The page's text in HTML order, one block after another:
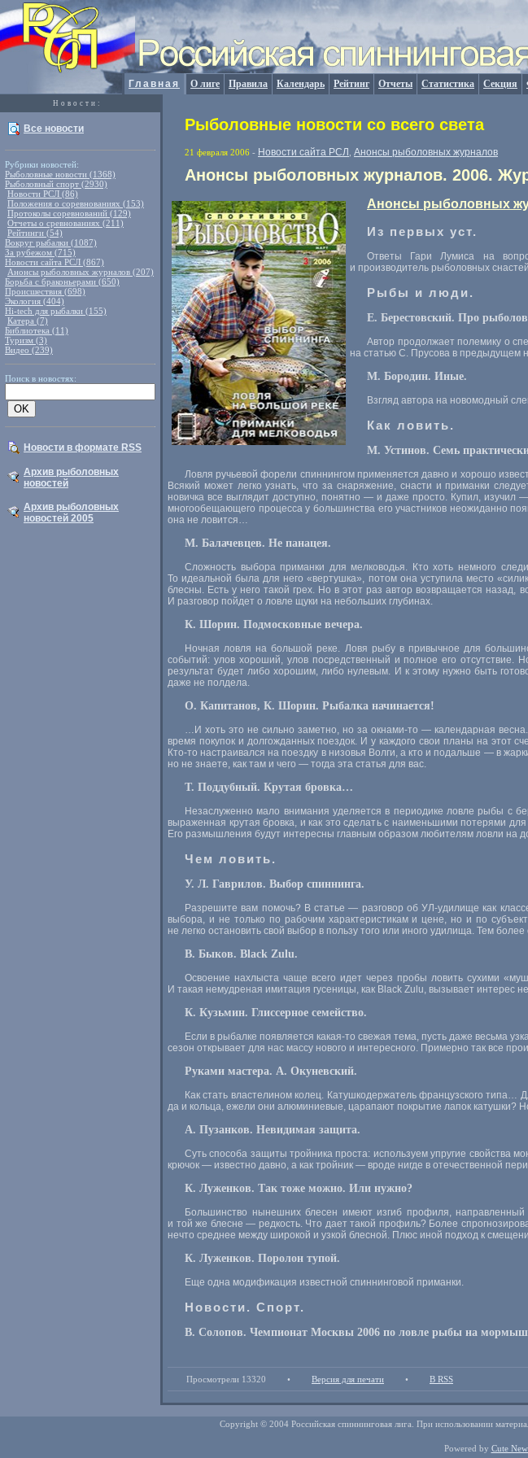
Главная О лиге Правила Календарь Рейтинг Отчеты Статистика Секция
Новости:
Все новости
Рубрики новостей:
Рыболовные новости (1368)
Рыболовный спорт (2930)
Новости РСЛ (86)
Положения о соревнованиях (153)
Протоколы соревнований (129)
Отчеты о сревнованиях (211)
Рейтинги (54)
Вокруг рыбалки (1087)
За рубежом (715)
Новости сайта РСЛ (867)
Анонсы рыболовных журналов (207)
Борьба с браконьерами (650)
Происшествия (698)
Экология (404)
Hi-tech для рыбалки (155)
Катера (7)
Библиотека (11)
Туризм (3)
Видео (239)
Поиск в новостях:
Новости в формате RSS
Архив рыболовных
новостей
Архив рыболовных
новостей 2005
Рыболовные новости со всего света
21 февраля 2006 - Новости сайта РСЛ Анонсы рыболовных журналов
Анонсы рыболовных журналов. 2006.
Анонсы рыболовных
Из первых уст.
Ответы Гари Лумиса на
и производитель рыболовных
Рыбы и люди.
Е. Берестовский. Про
Автор продолжает полемику о
на статью С. Прусова в предыдущем
М. Бородин. Иные.
Взгляд автора на новомодный
Как ловить.
М. Устинов. Семь
Ловля ручьевой форели спиннингом применяется давно и хорошо
Всякий может легко узнать, что за снаряжение, снасти и приманки
новичка все выглядит доступно, понятно — и даже просто. Купил,
многообещающего процесса у большинства его участников неожиданно
она не ловится…
М. Балачевцев. Не панацея.
Сложность выбора приманки для мелководья. Кто хоть немного
То идеальной была для него «вертушка», потом она уступила место
блесны. Есть у него такой грех. Но в этот раз автор возвращается
И разговор пойдет о ловле щуки на небольших глубинах.
К. Шорин. Подмосковные вечера.
Ночная ловля на большой реке. Ловя рыбу в привычное для
событий: улов хороший, улов посредственный и полное его отсутствие.
результат будет либо хорошим, либо нулевым. И к этому нужно быть
даже не полдела.
О. Капитанов, К. Шорин. Рыбалка начинается!
…И хоть это не сильно заметно, но за окнами-то — календарная
время покупок и долгожданных поездок. И у каждого свои планы на этот
Кто-то настраивался на поездку в низовья Волги, а кто и подальше — в
но не знаете, как там и чего — тогда эта статья для вас.
Т. Поддубный. Крутая бровка…
Незаслуженно мало внимания уделяется в периодике ловле рыбы с
выраженная крутая бровка, и как это сделать с наименьшими потерями
Его размышления будут интересны главным образом любителям ловли на
Чем ловить.
У. Л. Гаврилов. Выбор спиннинга.
Разрешите вам помочь? В статье — разговор об УЛ-удилище как
выбора, и не только по рабочим характеристикам и цене, но и по
не легко остановить свой выбор в пользу того или иного удилища. Тем
В. Быков. Black Zulu.
Освоение нахлыста чаще всего идет через пробы ловить сухими
И такая немудреная имитация гусеницы, как Black Zulu, вызывает интерес
К. Кузьмин. Глиссерное семейство.
Если в рыбалке появляется какая-то свежая тема, пусть даже весьма
сезон открывает для нас массу нового и интересного. Примерно так все
Руками мастера. А. Окуневский.
Как стать властелином колец. Катушкодержатель французского типа…
да и кольца, ежели они алюминиевые, царапают покрытие лапок катушки?
А. Пузанков. Невидимая защита.
Суть способа защиты тройника проста: используем упругие свойства
крючок — известно давно, а как тройник — вроде нигде в отечественной
К. Луженков. Так тоже можно. Или нужно?
Большинство нынешних блесен имеют изгиб профиля,
и той же блесне — редкость. Что дает такой профиль? Более
нечто среднее между широкой и узкой блесной. Плюс иной подход к
К. Луженков. Поролон тупой.
Еще одна модификация известной спиннинговой приманки.
Новости. Спорт.
В. Солопов. Чемпионат Москвы 2006 по ловле рыбы на
Просмотрели 13320 • Версия для печати • В RSS
Copyright © 2004 Российская спиннинговая лига. При использовании
Powered by Cute